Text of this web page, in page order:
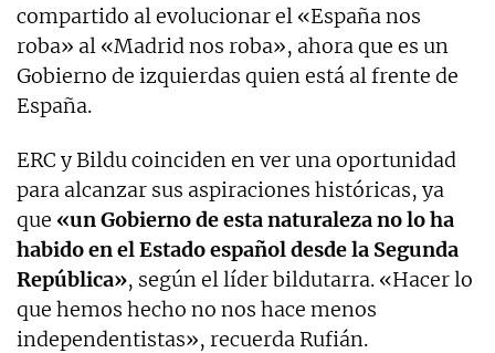
compartido al evolucionar el «España nos
roba» al «Madrid nos roba», ahora que es un
Gobierno de izquierdas quien está al frente de
España.
ERC y Bildu coinciden en ver una oportunidad
para alcanzar sus aspiraciones históricas, ya
que «un Gobierno de esta naturaleza no lo ha
habido en el Estado español desde la Segunda
República», según el líder bildutarra. «Hacer lo
que hemos hecho no nos hace menos
independentistas», recuerda Rufián.